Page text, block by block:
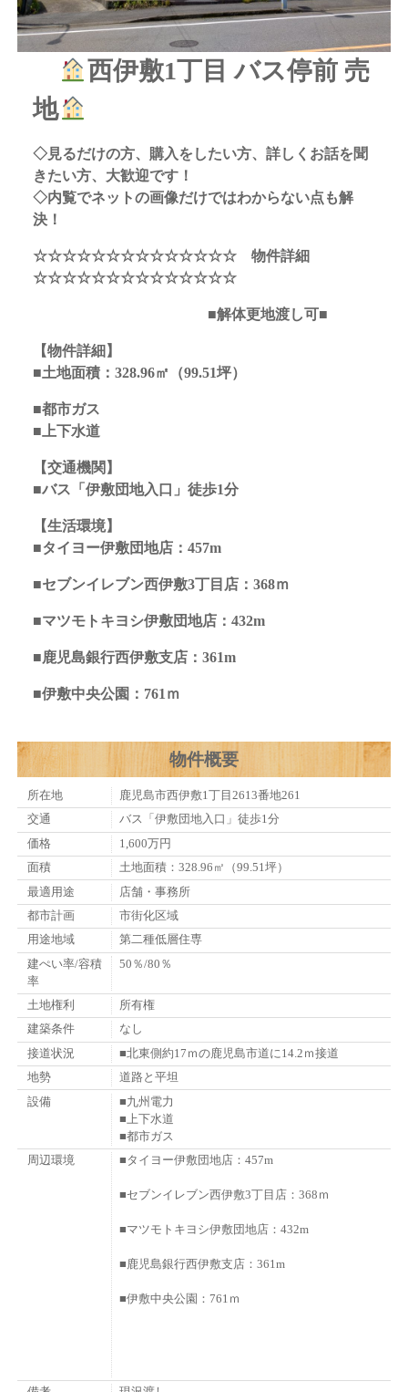
西伊敷1丁目 バス停前 売
地
◇見るだけの方、購入をしたい方、詳しくお話を聞
きたい方、大歓迎です！
◇内覧でネットの画像だけではわからない点も解
決！
☆☆☆☆☆☆☆☆☆☆☆☆☆☆ 物件詳細
☆☆☆☆☆☆☆☆☆☆☆☆☆☆
■解体更地渡し可■
【物件詳細】
■土地面積：328.96㎡ （99.51坪）
■都市ガス
■上下水道
【交通機関】
■バス「伊敷団地入口」徒歩1分
【生活環境】
■タイヨー伊敷団地店：457m
■セブンイレブン西伊敷3丁目店：368ｍ
■マツモトキヨシ伊敷団地店：432m
■鹿児島銀行西伊敷支店：361m
■伊敷中央公園：761ｍ
物件概要
所在地
鹿児島市西伊敷1丁目2613番地261
交通
バス「伊敷団地入口」徒歩1分
価格
1,600万円
面積
土地面積：328.96㎡（99.51坪）
最適用途
店舗・事務所
都市計画
市街化区域
用途地域
第二種低層住専
建ぺい率/容積
率
50％/80％
土地権利
所有権
建築条件
なし
接道状況
■北東側約17ｍの鹿児島市道に14.2ｍ接道
地勢
道路と平坦
設備
■九州電力
■上下水道
■都市ガス
周辺環境
■タイヨー伊敷団地店：457m
■セブンイレブン西伊敷3丁目店：368ｍ
■マツモトキヨシ伊敷団地店：432m
■鹿児島銀行西伊敷支店：361m
■伊敷中央公園：761ｍ